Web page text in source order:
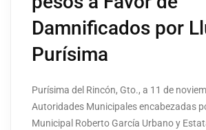
Damnificados por
Purísima
Purísima del Rincón, Gto., a 11 de
Autoridades Municipales encabezadas
Municipal Roberto García Urbano y